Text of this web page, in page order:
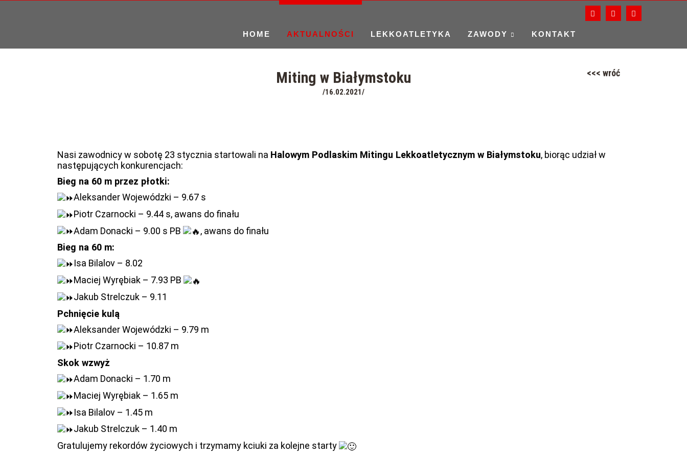
HOME AKTUALNOŚCI LEKKOATLETYKA ZAWODY KONTAKT
<<< wróć
Miting w Białymstoku
/16.02.2021/
Nasi zawodnicy w sobotę 23 stycznia startowali na Halowym Podlaskim Mitingu Lekkoatletycznym w Białymstoku, biorąc udział w
następujących konkurencjach:
Bieg na 60 m przez płotki:
Aleksander Wojewódzki – 9.67 s
Piotr Czarnocki – 9.44 s, awans do finału
Adam Donacki – 9.00 s PB
, awans do finału
Bieg na 60 m:
Isa Bilalov – 8.02
Maciej Wyrębiak – 7.93 PB
Jakub Strelczuk – 9.11
Pchnięcie kulą
Aleksander Wojewódzki – 9.79 m
Piotr Czarnocki – 10.87 m
Skok wzwyż
Adam Donacki – 1.70 m
Maciej Wyrębiak – 1.65 m
Isa Bilalov – 1.45 m
Jakub Strelczuk – 1.40 m
Gratulujemy rekordów życiowych i trzymamy kciuki za kolejne starty